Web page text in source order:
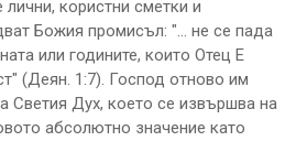
користни сметки и
Божия промисъл: "... не се пада
или годините, които Отец Е
(Деян. 1:7). Господ отново им
Светия Дух, което се извършва на
абсолютно значение като